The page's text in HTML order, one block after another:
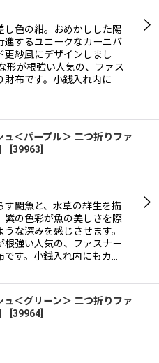
し色の紺。おめかしした陽
進するユニークなカーニバ
更紗風にデザインしまし
形が根強い人気の、ファス
財布です。小銭入れ内に
ュ＜パープル＞ 二つ折りファ
39963
す闘魚と、水草の群生を描
紫の色彩が魚の美しさを際
な深みを感じさせます。
根強い人気の、ファスナー
す。小銭入れ内にもカ…
ュ＜グリーン＞ 二つ折りファ
39964